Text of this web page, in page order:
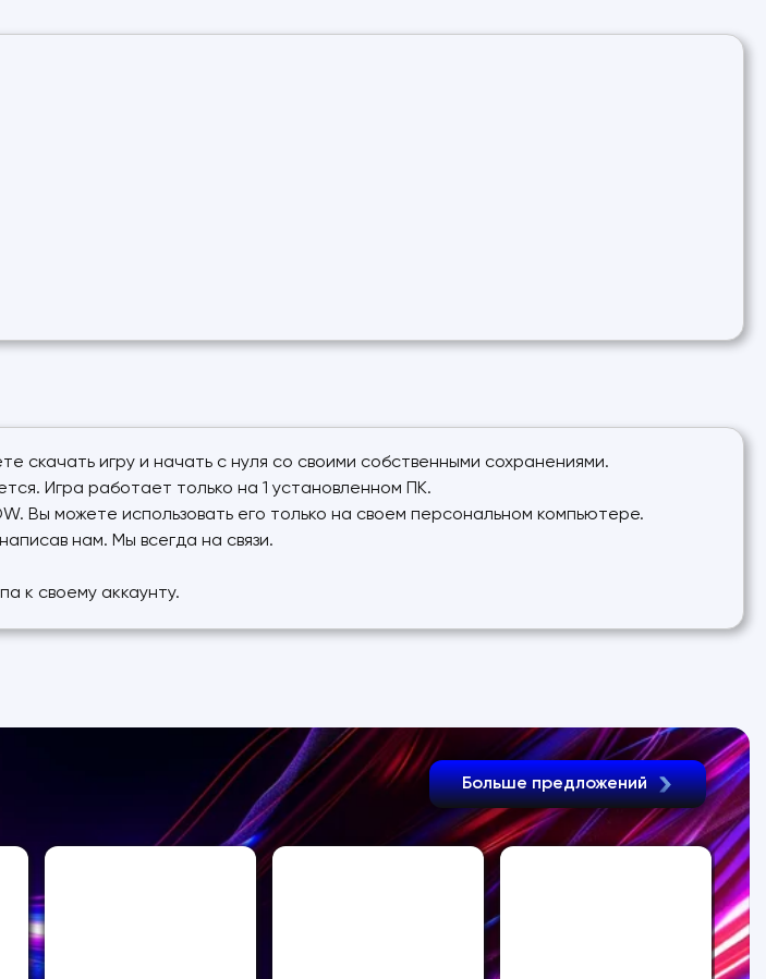
игру и начать с нуля со своими собственными сохранениями.
Игра работает только на 1 установленном ПК.
Вы можете использовать его только на своем персональном компьютере.
нам. Мы всегда на связи.
к своему аккаунту.
Больше предложений